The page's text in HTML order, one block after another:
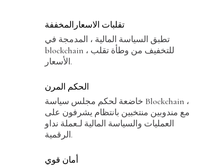
تقلبات الاسعارالمخففة
تطبق السياسة المالية ، المدمجة في
blockchain ، للتخفيف من وطأة تقلب
الأسعار.
الحكم المرن
خاضعة لحكم مجلس سياسة Blockchain ،
مع مندوبين منتخبين بانتظام يشرفون على
العمليات والسياسة المالية لـعملة نداو
الرقمية.
أمان قوي